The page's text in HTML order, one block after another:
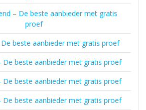
– De beste aanbieder met gratis
proef
De beste aanbieder met gratis proef
De beste aanbieder met gratis proef
De beste aanbieder met gratis proef
De beste aanbieder met gratis proef